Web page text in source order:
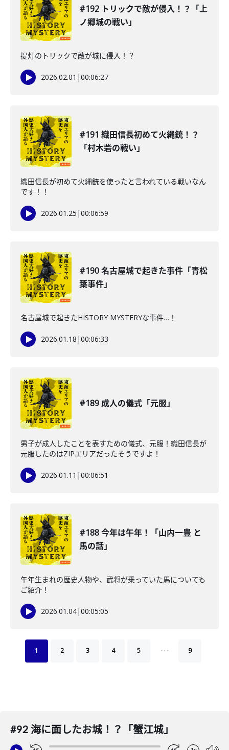
#192 トリックで敵が侵入！？「上
ノ郷城の戦い」
提灯のトリックで敵が城に侵入！？
2026.02.01 |00:06:27
#191 織田信長初めて火縄銃！？
「村木砦の戦い」
織田信長が初めて火縄銃を使ったと言われている戦いなん
です！！
2026.01.25 |00:06:59
#190 名古屋城で起きた事件「青松
葉事件」
名古屋城で起きたHISTORY MYSTERYな事件…！
2026.01.18 |00:06:33
#189 成人の儀式「元服」
男子が成人したことを表すための儀式、元服！織田信長が
元服したのはZIPエリアだったそうですよ！
2026.01.11 |00:06:51
#188 今年は午年！「山内一豊 と
馬の話」
午年生まれの歴史人物や、武将が乗っていた馬についても
ご紹介！
2026.01.04|00:05:05
1 2 3 4 5 … 9
#92 海に面したお城！？「蟹江城」